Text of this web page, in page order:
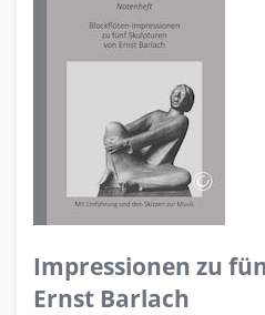
Impressionen zu
Ernst Barlach